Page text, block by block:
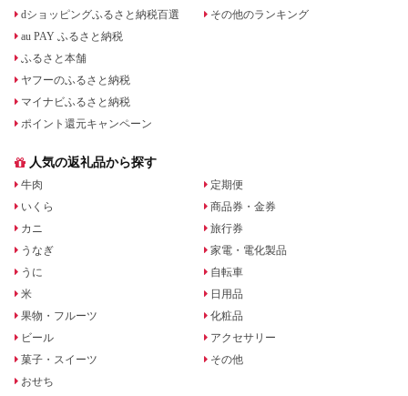
dショッピングふるさと納税百選
au PAY ふるさと納税
ふるさと本舗
ヤフーのふるさと納税
マイナビふるさと納税
ポイント還元キャンペーン
その他のランキング
人気の返礼品から探す
牛肉
いくら
カニ
うなぎ
うに
米
果物・フルーツ
ビール
菓子・スイーツ
おせち
定期便
商品券・金券
旅行券
家電・電化製品
自転車
日用品
化粧品
アクセサリー
その他